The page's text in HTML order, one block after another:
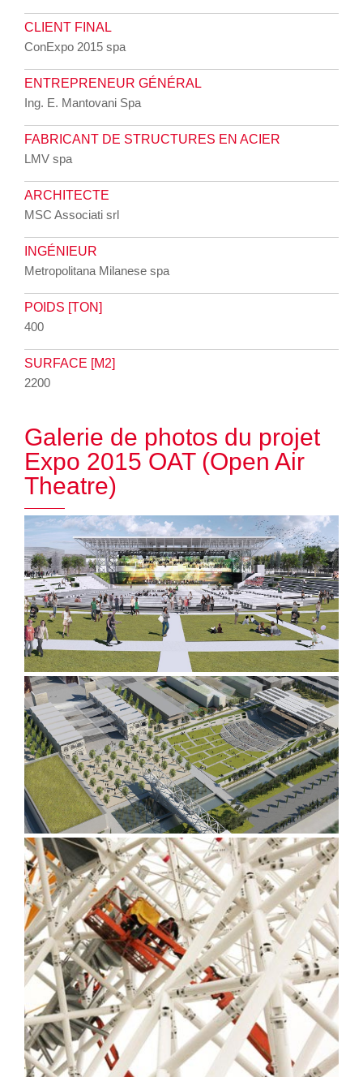
CLIENT FINAL
ConExpo 2015 spa
ENTREPRENEUR GÉNÉRAL
Ing. E. Mantovani Spa
FABRICANT DE STRUCTURES EN ACIER
LMV spa
ARCHITECTE
MSC Associati srl
INGÉNIEUR
Metropolitana Milanese spa
POIDS [TON]
400
SURFACE [M2]
2200
Galerie de photos du projet
Expo 2015 OAT (Open Air
Theatre)